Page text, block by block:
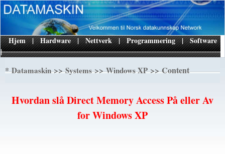
|
Hjem | Hardware | Nettverk | Programmering | Software
*Datamaskin>>Systems>>Windows XP>> Content
Hvordan slå Direct Memory Access På eller Av
for Windows XP